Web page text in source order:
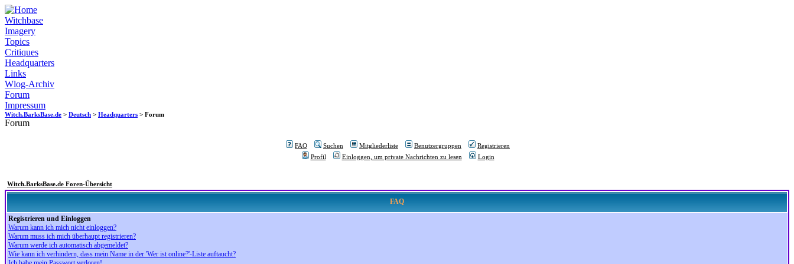
Witchbase
Imagery
Topics
Critiques
Headquarters
Links
Wlog-Archiv
Forum
Impressum
Witch.BarksBase.de > Deutsch > Headquarters > Forum
Forum
FAQ Suchen Mitgliederliste Benutzergruppen
Registrieren
Profil
Einloggen, um private Nachrichten zu lesen Login
Witch.BarksBase.de Foren-Übersicht
FAQ
Registrieren und Einloggen
Warum kann ich mich nicht einloggen?
Warum muss ich mich überhaupt registrieren?
Warum werde ich automatisch abgemeldet?
Wie kann ich verhindern, dass mein Name in der 'Wer ist online?'-Liste auftaucht?